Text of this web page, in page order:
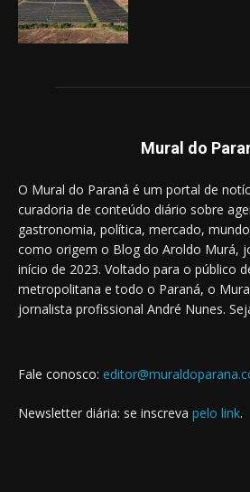
Mural do
O Mural do Paraná é um portal de
curadoria de conteúdo diário sobre
gastronomia, política, mercado,
como origem o Blog do Aroldo Murá,
início de 2023. Voltado para o público
metropolitana e todo o Paraná, o
jornalista profissional André Nunes.
Fale conosco:
Newsletter diária: se inscreva pelo link.